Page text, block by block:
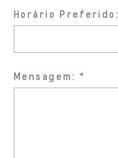
Horário Preferido:
Mensagem: